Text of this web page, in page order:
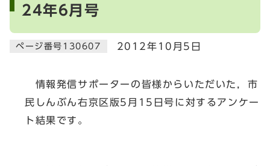
24年6月号
ページ番号130607 2012年10月5日
情報発信サポーターの皆様からいただいた，市
民しんぶん右京区版5月15日号に対するアンケー
ト結果です。